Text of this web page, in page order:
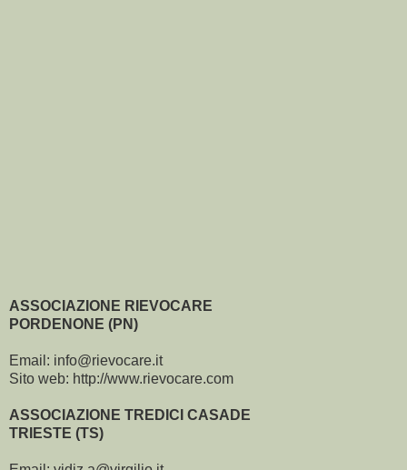
ASSOCIAZIONE RIEVOCARE
PORDENONE (PN)
Email: info@rievocare.it
Sito web: http://www.rievocare.com
ASSOCIAZIONE TREDICI CASADE
TRIESTE (TS)